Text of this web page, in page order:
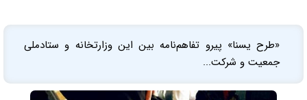
«طرح یسنا» پیرو تفاهم‌نامه بین این وزارتخانه و ستادملی
جمعیت و شرکت...